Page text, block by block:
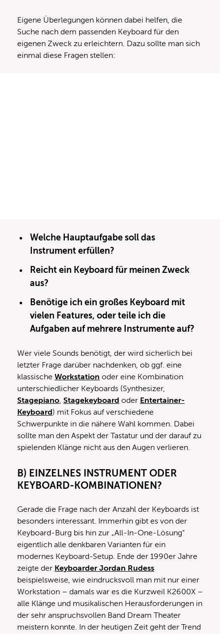
Eigene Überlegungen können dabei helfen, die
Suche nach dem passenden Keyboard für den
eigenen Zweck zu erleichtern. Dazu sollte man sich
einmal diese Fragen stellen:
Welche Hauptaufgabe soll das
Instrument erfüllen?
Reicht ein Keyboard für meinen Zweck
aus?
Benötige ich ein großes Keyboard mit
vielen Features, oder teile ich die
Aufgaben auf mehrere Instrumente auf?
Wer viele Sounds benötigt, der wird sicherlich bei
letzter Frage darüber nachdenken, ob ggf. eine
klassische Workstation oder eine Kombination
unterschiedlicher Keyboards (Synthesizer,
Stagepiano, Stagekeyboard oder Entertainer-
Keyboard) mit Fokus auf verschiedene
Schwerpunkte in die nähere Wahl kommen. Dabei
sollte man den Aspekt der Tastatur und der darauf zu
spielenden Klänge nicht aus den Augen verlieren.
B) EINZELNES INSTRUMENT ODER
KEYBOARD-KOMBINATIONEN?
Gerade die Frage nach der Anzahl der Keyboards ist
besonders interessant. Immerhin gibt es von der
Keyboard-Burg bis hin zur „All-In-One-Lösung“
eigentlich alle denkbaren Varianten für ein
modernes Keyboard-Setup. Ende der 1990er Jahre
zeigte der Keyboarder Jordan Rudess
beispielsweise, wie eindrucksvoll man mit nur einer
Workstation – damals war es die Kurzweil K2600X –
alle Klänge und musikalischen Herausforderungen in
der sehr anspruchsvollen Band Dream Theater
meistern konnte. In der heutigen Zeit geht der Trend